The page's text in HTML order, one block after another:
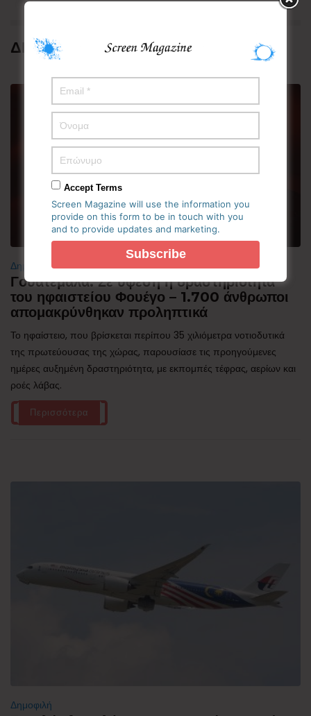
ΔΗΜΟΦΙΛΗ
Δημοφιλή
Γουατεμάλα: Σε ύφεση η δραστηριότητα
του ηφαιστείου Φουέγο – 1.700 άνθρωποι
απομακρύνθηκαν προληπτικά
Το ηφαίστειο, που βρίσκεται περίπου 35 χιλιόμετρα νοτιοδυτικά
της πρωτεύουσας της χώρας, παρουσίασε τις προηγούμενες
ημέρες αυξημένη δραστηριότητα, με εκπομπές τέφρας, αερίων και
ροές λάβας.
Περισσότερα
Δημοφιλή
Accept Terms
Screen Magazine will use the information you
provide on this form to be in touch with you
and to provide updates and marketing.